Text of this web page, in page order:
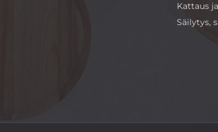
Kattaus
Säilytys,